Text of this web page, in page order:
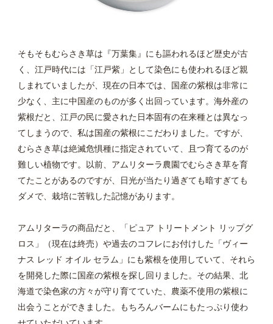
そもそもむらさき草は『万葉集』にも謳われるほど歴史が古
く、江戸時代には「江戸紫」として染色にも使われるほど親
しまれていましたが、現在の日本では、国産の紫根は非常に
少なく、主に中国産のものが多く出回っています。海外産の
紫根だと、江戸の民に愛された日本固有の在来種とは異なっ
てしまうので、私は国産の紫根にこだわりました。ですが、
むらさき草は絶滅危惧種に指定されていて、且つ育てるのが
難しい植物です。以前、アムリターラ農園でむらさき草を育
てたことがあるのですが、日光が当たり過ぎても暗すぎても
ダメで、栽培に苦戦した記憶があります。
アムリターラの商品だと、「ピュア トリートメント リップグ
ロス」（現在は終売）や過去のコフレにお付けした「ヴィー
ナス レッド オイル セラム」にも紫根を使用していて、それら
を開発した際に国産の紫根を探し回りました。その結果、北
海道で染色家の方々が守り育てていた、農薬不使用の紫根に
出会うことができました。もちろんバームにもたっぷり使わ